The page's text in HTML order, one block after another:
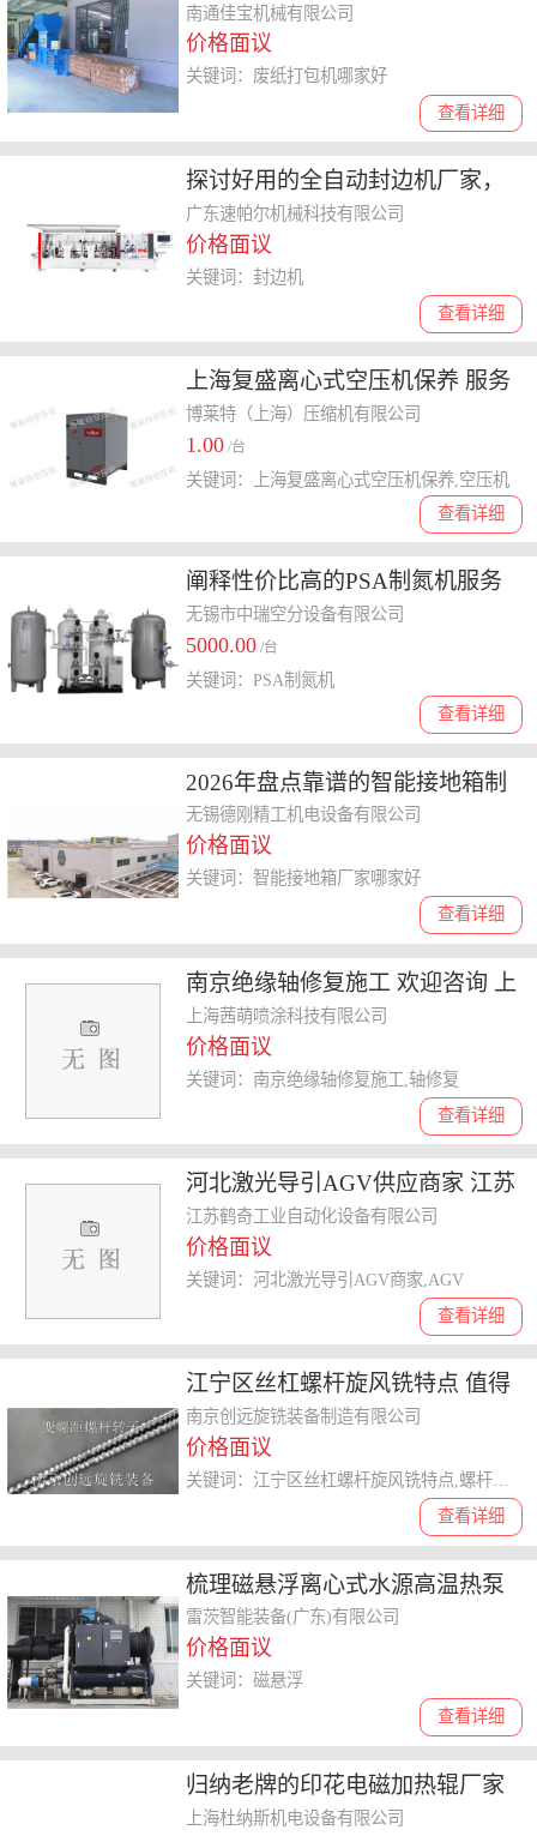
厂与高性价比之选
南通佳宝机械有限公司
价格面议
查看详细
关键词：废纸打包机哪家好
探讨好用的全自动封边机厂家，
选购时要注意什么
广东速帕尔机械科技有限公司
价格面议
查看详细
关键词：封边机
上海复盛离心式空压机保养 服务
为先 博莱特公司供应
博莱特（上海）压缩机有限公司
1.00 /台
查看详细
关键词：上海复盛离心式空压机保养,空压机
阐释性价比高的PSA制氮机服务
商，哪个口碑好，为你分析
无锡市中瑞空分设备有限公司
5000.00 /台
查看详细
关键词：PSA制氮机
2026年盘点靠谱的智能接地箱制
造企业，哪家市场占有率高值得
选
无锡德刚精工机电设备有限公司
价格面议
查看详细
关键词：智能接地箱厂家哪家好
南京绝缘轴修复施工 欢迎咨询 上
海茜萌喷涂科技供应
上海茜萌喷涂科技有限公司
价格面议
查看详细
关键词：南京绝缘轴修复施工,轴修复
河北激光导引AGV供应商家 江苏
鹤奇工业自动化设备供应
江苏鹤奇工业自动化设备有限公司
价格面议
查看详细
关键词：河北激光导引AGV商家,AGV
江宁区丝杠螺杆旋风铣特点 值得
信赖 南京创远旋铣装备供应
南京创远旋铣装备制造有限公司
价格面议
查看详细
梳理磁悬浮离心式水源高温热泵
机组****品牌选购要点
雷茨智能装备(广东)有限公司
价格面议
查看详细
关键词：磁悬浮
归纳老牌的印花电磁加热辊厂家
选购攻略，锁定好品牌
上海杜纳斯机电设备有限公司